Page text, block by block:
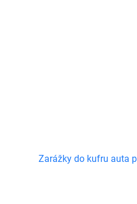
Zarážky do kufru auta